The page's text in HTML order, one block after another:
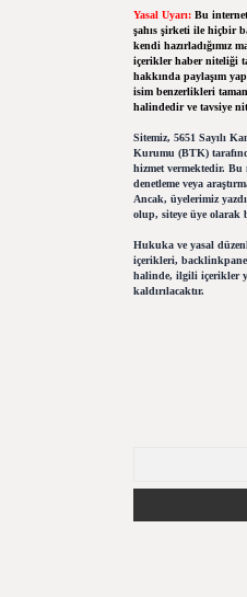
Yasal Uyarı: Bu
şahıs şirketi ile hiçbir
kendi hazırladığımız
içerikler haber niteliği
hakkında paylaşım
isim benzerlikleri
halindedir ve tavsiye
Sitemiz, 5651 Sayılı
Kurumu (BTK)
hizmet vermektedir.
denetleme veya
Ancak, üyelerimiz
olup, siteye üye olarak
Hukuka ve yasal
içerikleri,
halinde, ilgili içerikler
kaldırılacaktır.